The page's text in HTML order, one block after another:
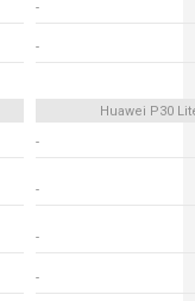
-
-
Huawei P30
-
-
-
-